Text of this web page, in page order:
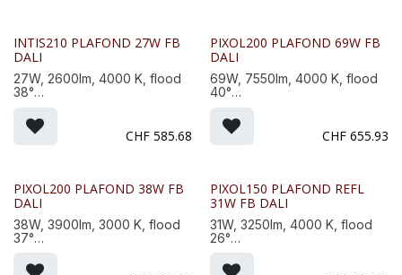
INTIS210 PLAFOND 27W FB
DALI
27W, 2600lm, 4000 K, flood
38°
-21
Dim. : 211x220mm, Poids : 3,1
CHF 585.68
PIXOL200 PLAFOND 69W FB
DALI
69W, 7550lm, 4000 K, flood
40°
-21
Dim. : 200x200x150mm, Poids
CHF 655.93
PIXOL200 PLAFOND 38W FB
DALI
38W, 3900lm, 3000 K, flood
37°
-16
PIXOL150 PLAFOND REFL
31W FB DALI
31W, 3250lm, 4000 K, flood
26°
-16